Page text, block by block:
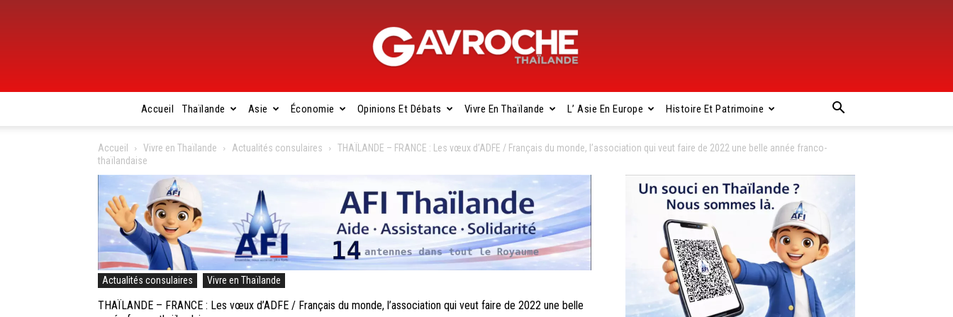
Gavroche
Thaïlande
Accueil Thaïlande Asie Économie Opinions Et Débats Vivre En Thaïlande L’ Asie En Europe Histoire Et Patrimoine
Accueil Vivre en Thaïlande Actualités consulaires
THAÏLANDE – FRANCE : Les vœux d’ADFE / Français du monde, l’association qui veut faire de 2022 une belle année franco-
thaïlandaise
Actualités consulaires Vivre en Thaïlande
THAÏLANDE – FRANCE : Les vœux d’ADFE / Français du monde, l’association qui veut faire de 2022 une belle